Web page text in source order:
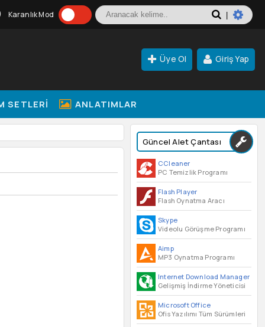
Karanlık Mod
Üye Ol Giriş Yap
SETLERI ANLATIMLAR
Güncel Alet Çantası
CCleaner
PC Temizlik Programı
Flash Player
Flash Oynatma Aracı
Skype
Videolu Görüşme Programı
Aimp
MP3 Oynatma Programı
Internet Download Manager
Gelişmiş İndirme Yöneticisi
Microsoft Office
Ofis Yazılımı Tüm Sürümleri